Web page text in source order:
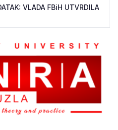
VLADA FBiH UTVRDILA